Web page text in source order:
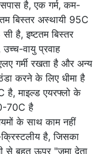
है, एक गर्म, कम-
बिस्तर अस्थायी 95C
है, इष्टतम बिस्तर
वायु प्रवाह
गर्मी रखता है और अन्य
करने के लिए धीमा है
माइल्ड एयरफ्लो के
70C है
के साथ काम नहीं
है, जिसका
से बहुत ऊपर "जमा देता